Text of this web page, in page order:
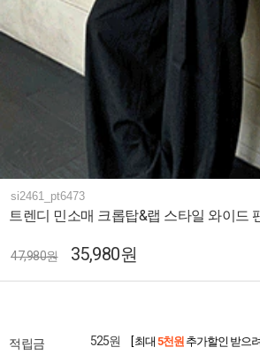
si2461_pt6473
트렌디 민소매 크롭탑&랩 스타일 와이드
47,980원 35,980원
적립금 525원 [ 최대 5천원 추가할인 받으려